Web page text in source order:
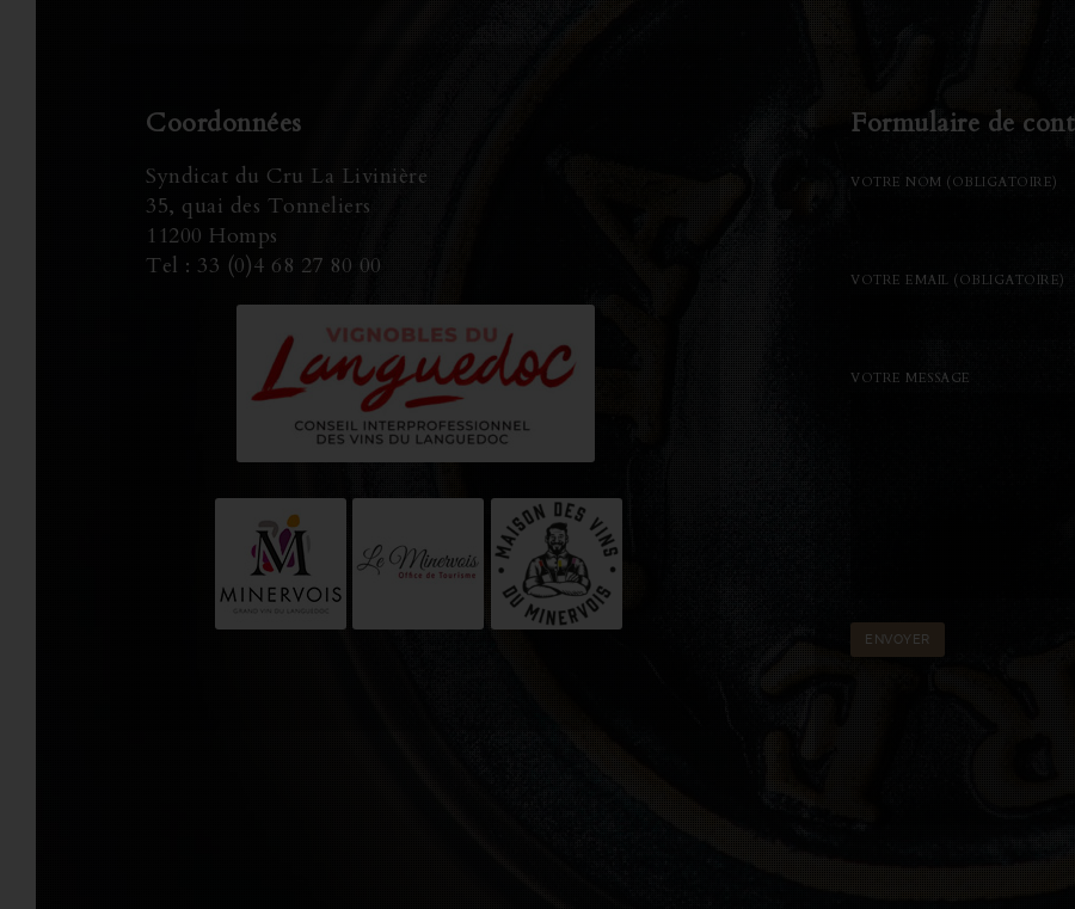
Coordonnées
Syndicat du Cru La Livinière
35, quai des Tonneliers
11200 Homps
Tel : 33 (0)4 68 27 80 00
Formulaire de
VOTRE NOM (OBLIGATOIRE)
VOTRE EMAIL (OBLIGATOIRE)
VOTRE MESSAGE